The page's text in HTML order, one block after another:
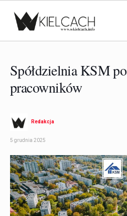
Spółdzielnia KSM
pracowników
Redakcja
5 grudnia 2025